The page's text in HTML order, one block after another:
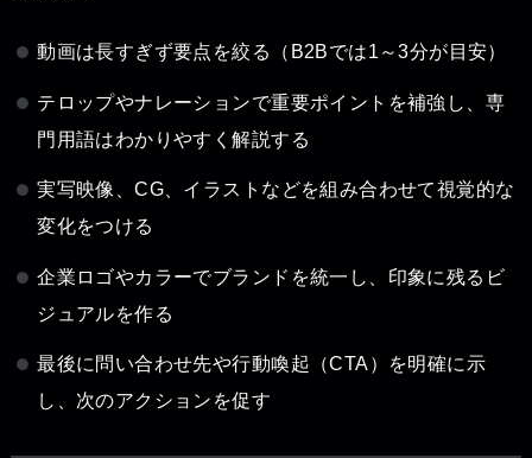
動画は長すぎず要点を絞る（B2Bでは1～3分が目安）
テロップやナレーションで重要ポイントを補強し、専
門用語はわかりやすく解説する
実写映像、CG、イラストなどを組み合わせて視覚的な
変化をつける
企業ロゴやカラーでブランドを統一し、印象に残るビ
ジュアルを作る
最後に問い合わせ先や行動喚起（CTA）を明確に示
し、次のアクションを促す